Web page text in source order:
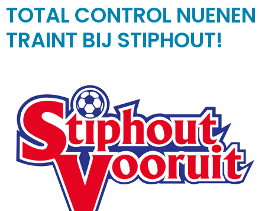
TOTAL CONTROL NUENEN
TRAINT BIJ STIPHOUT!